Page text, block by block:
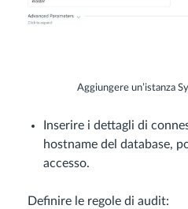
Aggiungere un’istanza
Inserire i dettagli di
hostname del database,
accesso.
Definire le regole di audit: